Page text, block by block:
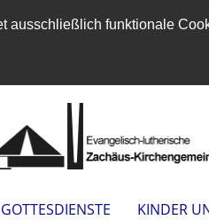
ausschließlich funktionale
GOTTESDIENSTE KINDER